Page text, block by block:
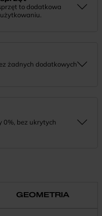
to dodatkowa
żadnych dodatkowych
0%, bez ukrytych
GEOMETRIA